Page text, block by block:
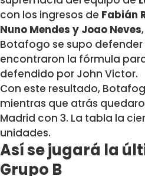
con los ingresos de Fabián
Nuno Mendes y Joao Neves
Botafogo se supo
encontraron la fórmula
defendido por John Victor.
Con este resultado,
mientras que atrás
Madrid con 3. La tabla la
unidades.
Así se jugará la
Grupo B